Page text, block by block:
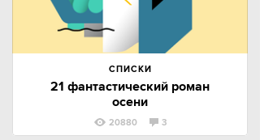
СПИСКИ
21 фантастический роман
осени
20880 3